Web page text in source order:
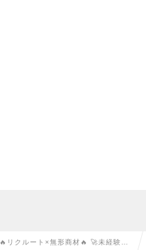
🔥リクルート×無形商材🔥 🚀未経験か